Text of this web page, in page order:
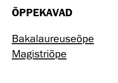
ÕPPEKAVAD
Bakalaureuseõpe
Magistriõpe